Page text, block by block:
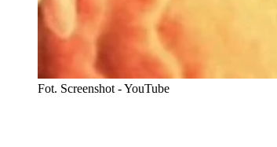
Fot. Screenshot - YouTube